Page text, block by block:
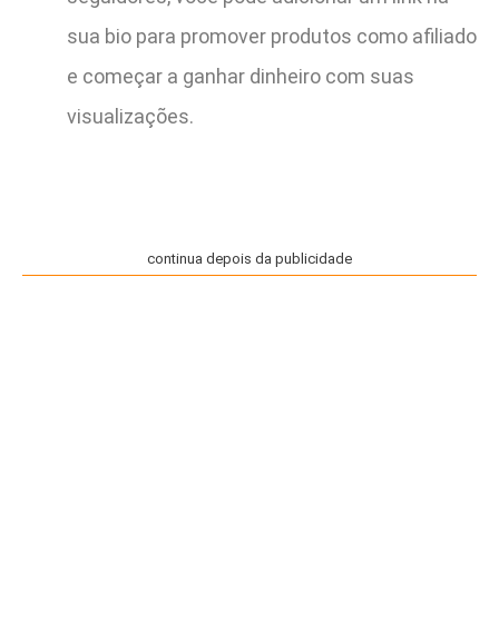
sua bio para promover produtos como afiliado
e começar a ganhar dinheiro com suas
visualizações.
continua depois da publicidade